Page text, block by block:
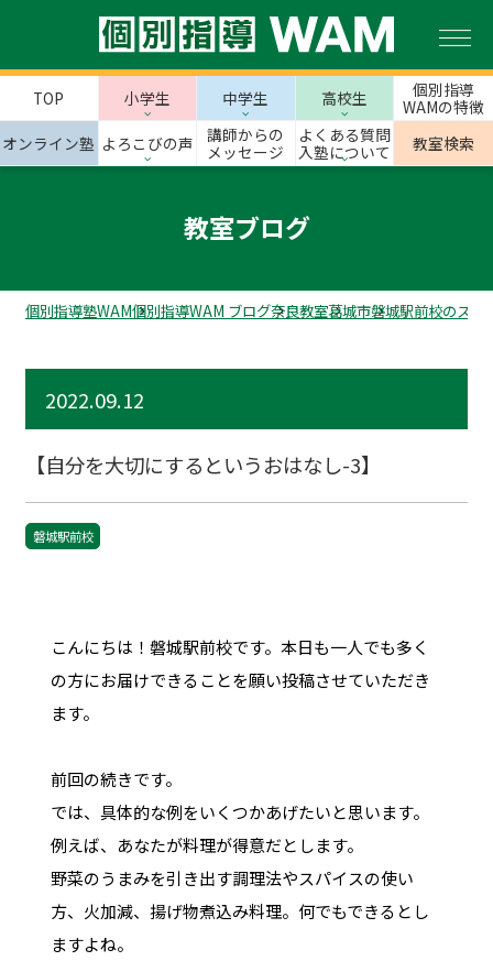
TOP 小学生 中学生 高校生
個別指導
WAMの特徴
オンライン塾 よろこびの声
講師からの
メッセージ
よくある質問
入塾について
教室検索
教室ブログ
個別指導塾WAM個別指導WAM ブログ奈良教室葛城市磐城駅前校のスタ
2022.09.12
【自分を大切にするというおはなし-3】
磐城駅前校
こんにちは！磐城駅前校です。本日も一人でも多く
の方にお届けできることを願い投稿させていただき
ます。
前回の続きです。
では、具体的な例をいくつかあげたいと思います。
例えば、あなたが料理が得意だとします。
野菜のうまみを引き出す調理法やスパイスの使い
方、火加減、揚げ物煮込み料理。何でもできるとし
ますよね。